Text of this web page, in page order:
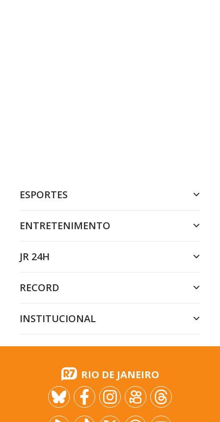
ESPORTES
ENTRETENIMENTO
JR 24H
RECORD
INSTITUCIONAL
RIO DE JANEIRO